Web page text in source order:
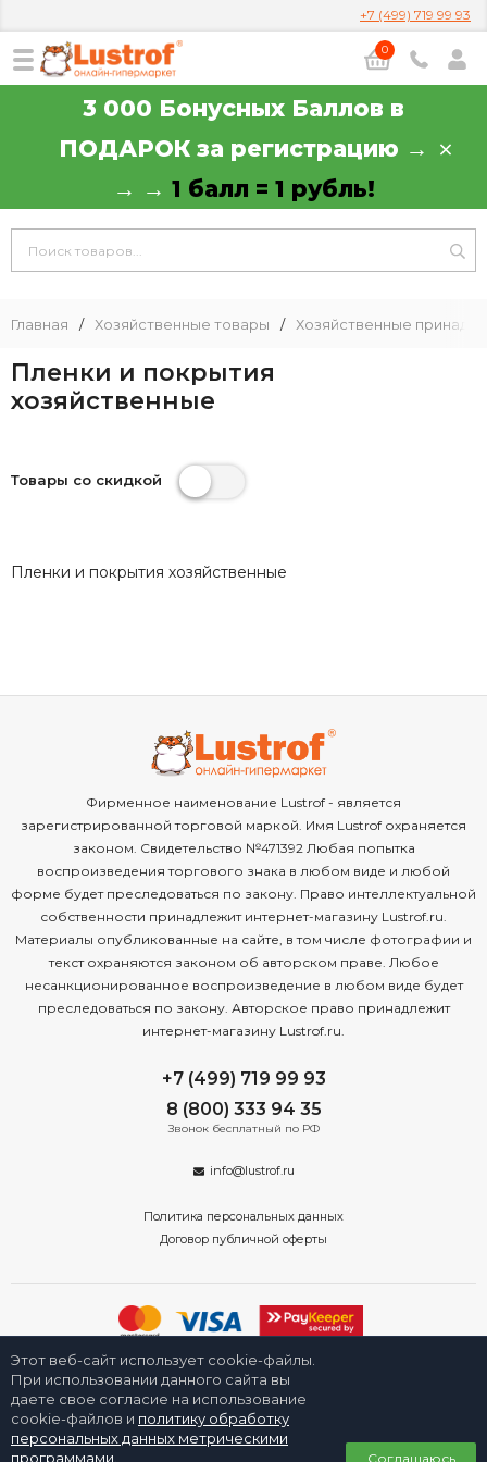
+7 (499) 719 99 93
0
3 000 Бонусных Баллов в
ПОДАРОК за регистрацию →
→ → 1 балл = 1 рубль!
Главная / Хозяйственные товары / Хозяйственные
Пленки и покрытия
хозяйственные
Товары со скидкой
Пленки и покрытия хозяйственные
Фирменное наименование Lustrof - является
зарегистрированной торговой маркой. Имя Lustrof охраняется
законом. Свидетельство №471392 Любая попытка
воспроизведения торгового знака в любом виде и любой
форме будет преследоваться по закону. Право интеллектуальной
собственности принадлежит интернет-магазину Lustrof.ru.
Материалы опубликованные на сайте, в том числе фотографии и
текст охраняются законом об авторском праве. Любое
несанкционированное воспроизведение в любом виде будет
преследоваться по закону. Авторское право принадлежит
интернет-магазину Lustrof.ru.
+7 (499) 719 99 93
8 (800) 333 94 35
Звонок бесплатный по РФ
info@lustrof.ru
Политика персональных данных
Договор публичной оферты
2008-2026 © Интернет-магазин «Люстроф» в Туле - приборы освещения
для дома и улицы. Все права защищены.
Этот веб-сайт использует cookie-файлы.
При использовании данного сайта вы
даете свое согласие на использование
cookie-файлов и политику обработку
персональных данных метрическими
программами
Соглашаюсь